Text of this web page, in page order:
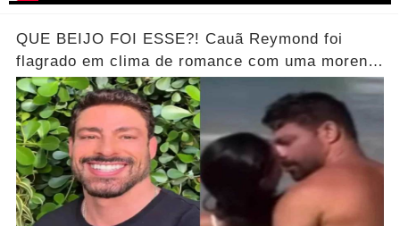
QUE BEIJO FOI ESSE?! Cauã Reymond foi
flagrado em clima de romance com uma morena
misteriosa em uma praia do Rio.... Ver o Vídeo